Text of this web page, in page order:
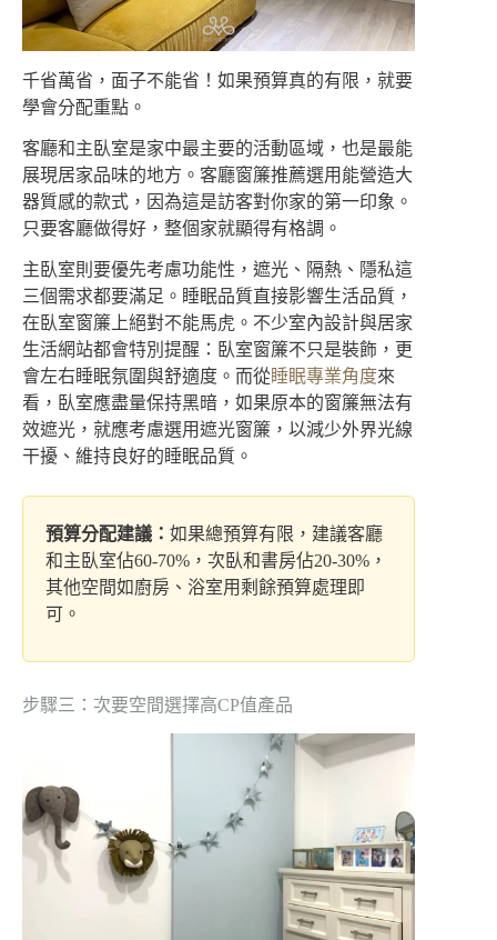
千省萬省，面子不能省！如果預算真的有限，就要
學會分配重點。
客廳和主臥室是家中最主要的活動區域，也是最能
展現居家品味的地方。客廳窗簾推薦選用能營造大
器質感的款式，因為這是訪客對你家的第一印象。
只要客廳做得好，整個家就顯得有格調。
主臥室則要優先考慮功能性，遮光、隔熱、隱私這
三個需求都要滿足。睡眠品質直接影響生活品質，
在臥室窗簾上絕對不能馬虎。不少室內設計與居家
生活網站都會特別提醒：臥室窗簾不只是裝飾，更
會左右睡眠氛圍與舒適度。而從睡眠專業角度來
看，臥室應盡量保持黑暗，如果原本的窗簾無法有
效遮光，就應考慮選用遮光窗簾，以減少外界光線
干擾、維持良好的睡眠品質。
預算分配建議： 如果總預算有限，建議客廳
和主臥室佔60-70%，次臥和書房佔20-30%，
其他空間如廚房、浴室用剩餘預算處理即
可。
步驟三：次要空間選擇高CP值產品